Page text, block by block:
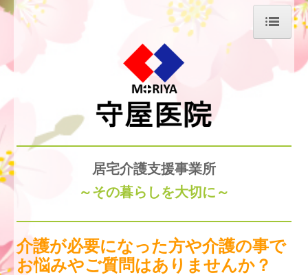
医師の紹介
診療案内
デイサービス のぞみ
交通案内
居宅介護支援事業所
～その暮らしを大切に～
介護が必要になった方や介護の事で
お悩みやご質問はありませんか？